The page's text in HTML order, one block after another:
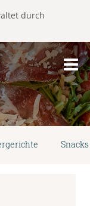
durch
Snacks